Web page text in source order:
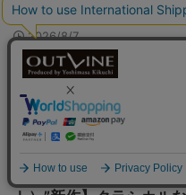
&10万円台コスパ最強モ
2026/8/7
【能勢電鉄“1700系”引
チ】鉄道時計をモチーフ
計含む、全9種
2026/8/7
【国産時計ブランド